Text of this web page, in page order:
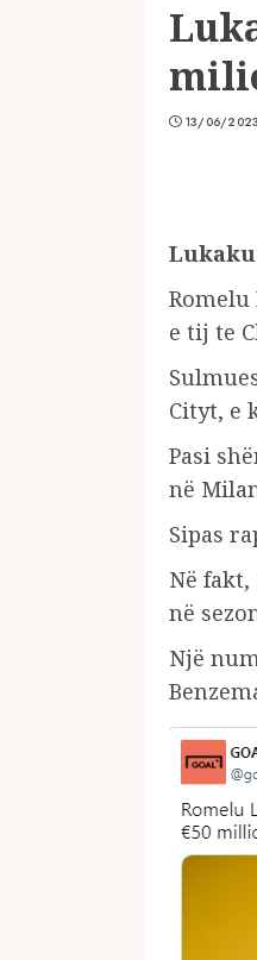
13/06/2023
e tij te
Cityt, e
Pasi
në
Sipas
Në
në
Një